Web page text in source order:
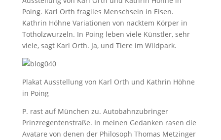
Poing. Karl Orth fragiles Menschsein in Eisen.
Kathrin Höhne Variationen von nacktem Körper in
Totholzwurzeln. In Poing leben viele Künstler, sehr
viele, sagt Karl Orth. Ja, und Tiere im Wildpark.
Plakat Ausstellung von Karl Orth und Kathrin Höhne
in Poing
P. rast auf München zu. Autobahnzubringer
Prinzregentenstraße. In meinen Gedanken rasen die
Avatare von denen der Philosoph Thomas Metzinger